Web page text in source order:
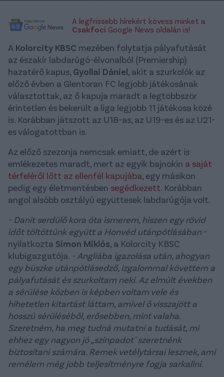
A legfrissebb hírekért kövess minket a
Csakfoci Google News oldalán is!
A Kolorcity KBSC mezében folytatja pályafutását
az északír labdarúgó-élvonalból (Premiership)
hazatérő kapus, Gyollai Dániel, akit a szurkolók az
előző évben a Glentoran FC legjobb játékosának
választottak, az ő kapuja maradt a legtöbbször
érintetlen és bekerült a liga legjobb 11 játékosa közé
is. Korábban játszott az U18-as, az U19-es és az U21-
es válogatottban is.
Az előző szezonja nemcsak emiatt, de azért is
emlékezetes maradt, mert az egyik bajnokin a saját
térfeléről lőtt az ellenfél kapujába, egy másikon
pedig egy életmentésben segédkezett. Korábban
angol alsóbb osztályú együttesek labdarúgója volt.
- Danit serdülő kora óta ismerem, hiszen egy rövid
időt töltöttünk együtt a Honvéd utánpótlásában -
nyilatkozta Simon Miklós, a Kolorcity KBSC
klubigazgatója. - Angliába igazolása után, ahogyan
egy büszke utánpótlásedző, izgalommal követtem a
pályafutását és szurkoltam neki. Az elmúlt években
a sérülése közben is képben voltam vele és
hihetetlen kitartást láttam, amivel ő visszajött a
hosszú sérüléséből, erősebben, mint valaha.
Szeretném, ha meg tudná mutatni a tudását, mi
ehhez egy nagyon jó „színpadot" szeretnénk
biztosítani számára. Remek vetélytársai lesznek, ami
remélem még jobb teljesítményre fogja sarkallni.